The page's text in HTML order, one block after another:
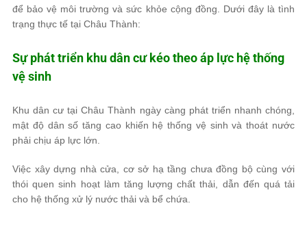
để bảo vệ môi trường và sức khỏe cộng đồng. Dưới đây là tình
trạng thực tế tại Châu Thành:
Sự phát triển khu dân cư kéo theo áp lực hệ thống
vệ sinh
Khu dân cư tại Châu Thành ngày càng phát triển nhanh chóng,
mật độ dân số tăng cao khiến hệ thống vệ sinh và thoát nước
phải chịu áp lực lớn.
Việc xây dựng nhà cửa, cơ sở hạ tầng chưa đồng bộ cùng với
thói quen sinh hoạt làm tăng lượng chất thải, dẫn đến quá tải
cho hệ thống xử lý nước thải và bể chứa.